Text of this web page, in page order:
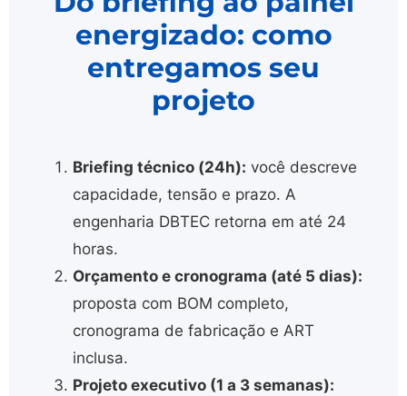
energizado: como
entregamos seu
projeto
Briefing técnico (24h): você descreve
capacidade, tensão e prazo. A
engenharia DBTEC retorna em até 24
horas.
Orçamento e cronograma (até 5 dias):
proposta com BOM completo,
cronograma de fabricação e ART
inclusa.
Projeto executivo (1 a 3 semanas):